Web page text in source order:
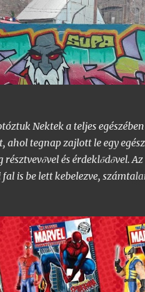
Nektek a teljes
tegnap zajlott le egy
és érdeklődővel. Az
is be lett kebelezve,